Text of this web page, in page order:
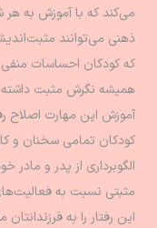
می‌کند که با آموزش به
ذهنی می‌توانند
که کودکان احساسات منفی
همیشه نگرش مثبت داشته
آموزش این مهارت اصلاح
کودکان تمامی سخنان و
الگوبرداری از پدر و مادر
مثبتی نسبت به
این رفتار را به